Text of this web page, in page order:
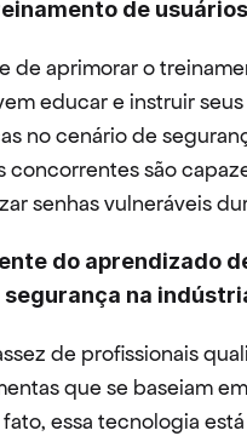
de
de aprimorar o
educar e instruir
no cenário de
concorrentes são
senhas vulneráveis
do aprendizado
na
de profissionais
que se baseiam
essa tecnologia